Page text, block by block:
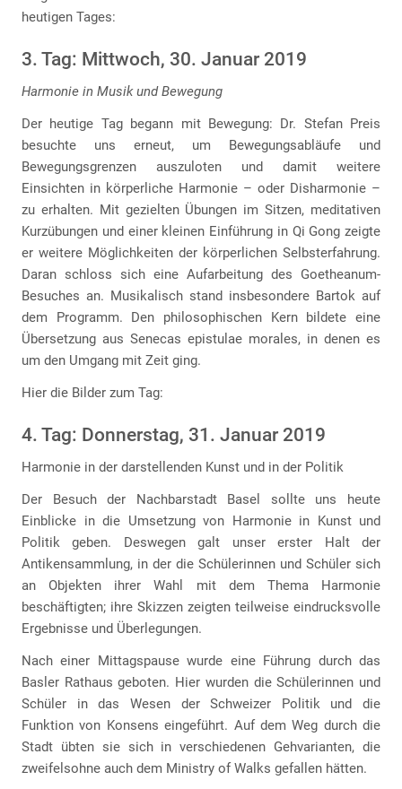
heutigen Tages:
3. Tag: Mittwoch, 30. Januar 2019
Harmonie in Musik und Bewegung
Der heutige Tag begann mit Bewegung: Dr. Stefan Preis
besuchte uns erneut, um Bewegungsabläufe und
Bewegungsgrenzen auszuloten und damit weitere
Einsichten in körperliche Harmonie – oder Disharmonie –
zu erhalten. Mit gezielten Übungen im Sitzen, meditativen
Kurzübungen und einer kleinen Einführung in Qi Gong zeigte
er weitere Möglichkeiten der körperlichen Selbsterfahrung.
Daran schloss sich eine Aufarbeitung des Goetheanum-
Besuches an. Musikalisch stand insbesondere Bartok auf
dem Programm. Den philosophischen Kern bildete eine
Übersetzung aus Senecas epistulae morales, in denen es
um den Umgang mit Zeit ging.
Hier die Bilder zum Tag:
4. Tag: Donnerstag, 31. Januar 2019
Harmonie in der darstellenden Kunst und in der Politik
Der Besuch der Nachbarstadt Basel sollte uns heute
Einblicke in die Umsetzung von Harmonie in Kunst und
Politik geben. Deswegen galt unser erster Halt der
Antikensammlung, in der die Schülerinnen und Schüler sich
an Objekten ihrer Wahl mit dem Thema Harmonie
beschäftigten; ihre Skizzen zeigten teilweise eindrucksvolle
Ergebnisse und Überlegungen.
Nach einer Mittagspause wurde eine Führung durch das
Basler Rathaus geboten. Hier wurden die Schülerinnen und
Schüler in das Wesen der Schweizer Politik und die
Funktion von Konsens eingeführt. Auf dem Weg durch die
Stadt übten sie sich in verschiedenen Gehvarianten, die
zweifelsohne auch dem Ministry of Walks gefallen hätten.